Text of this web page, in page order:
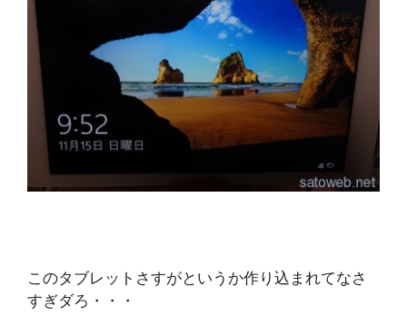
このタブレットさすがというか作り込まれてなさ
すぎダろ・・・